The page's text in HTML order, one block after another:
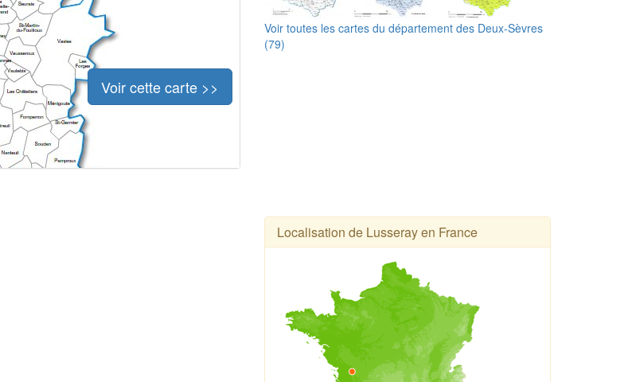
Voir cette carte >>
Voir toutes les cartes du département des Deux-Sèvres
(79)
Localisation de Lusseray en France